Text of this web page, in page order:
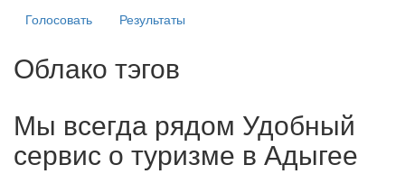
Голосовать
Результаты
Облако тэгов
Мы всегда рядом Удобный
сервис о туризме в Адыгее